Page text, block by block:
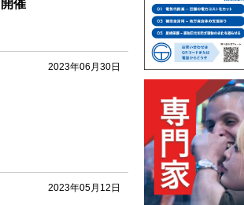
催
2023年06月30日
2023年05月12日